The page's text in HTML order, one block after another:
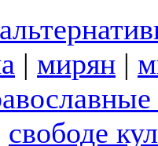
| мирян |
свободе